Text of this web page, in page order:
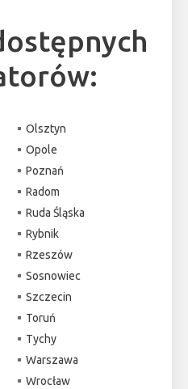
Olsztyn
Opole
Poznań
Radom
Ruda Śląska
Rybnik
Rzeszów
Sosnowiec
Szczecin
Toruń
Tychy
Warszawa
Wrocław